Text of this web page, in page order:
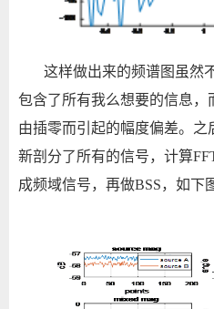
这样做出来的频谱图虽然
包含了所有我么想要的信息，
由插零而引起的幅度偏差。
新剖分了所有的信号，计算
成频域信号，再做BSS，如下